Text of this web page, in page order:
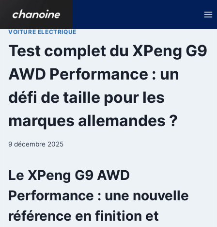
contenu
VOITURE ELECTRIQUE
Test complet du XPeng G9
AWD Performance : un
défi de taille pour les
marques allemandes ?
9 décembre 2025
Le XPeng G9 AWD
Performance : une nouvelle
référence en finition et